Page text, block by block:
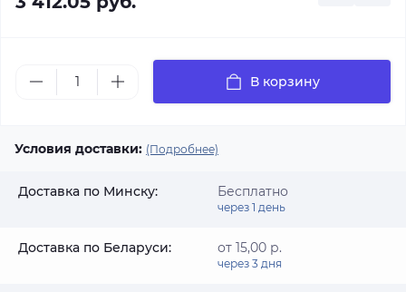
В корзину
Условия доставки: (Подробнее)
Доставка по Минску: Бесплатно
через 1 день
Доставка по Беларуси: от 15,00 р.
через 3 дня